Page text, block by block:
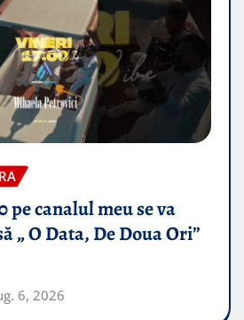
pe canalul meu se va
„ O Data, De Doua Ori”
6, 2026